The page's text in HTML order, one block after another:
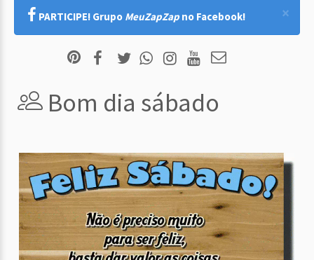
×
PARTICIPE! Grupo MeuZapZap no Facebook!
Bom dia sábado